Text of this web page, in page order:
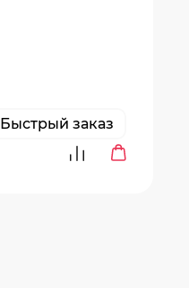
Быстрый заказ